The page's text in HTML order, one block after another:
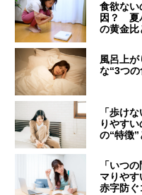
食欲な
因？ 夏
の黄金比
風呂上
な“3つ
「歩け
りやす
の“特徴”
「いつ
マりや
赤字防ぐ